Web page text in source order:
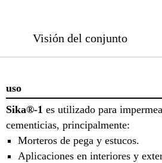
Visión del conjunto
uso
Sika®-1 es utilizado para
cementicias, principalmente:
Morteros de pega y estucos.
Aplicaciones en interiores y